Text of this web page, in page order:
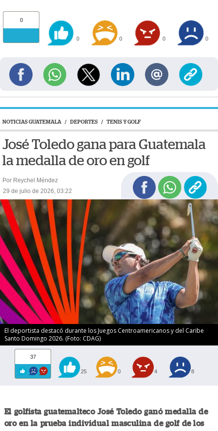
0
0 0 0 0
NOTICIAS GUATEMALA / DEPORTES / TENIS Y GOLF
José Toledo gana para Guatemala
la medalla de oro en golf
Por Reychel Méndez
29 de julio de 2026, 03:22
El deportista destacó durante los Juegos Centroamericanos y del Caribe
Santo Domingo 2026. (Foto: CDAG)
37
25 0 4 8
El golfista guatemalteco José Toledo ganó medalla de
oro en la prueba individual masculina de golf de los